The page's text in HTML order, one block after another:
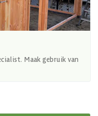
Maak gebruik van